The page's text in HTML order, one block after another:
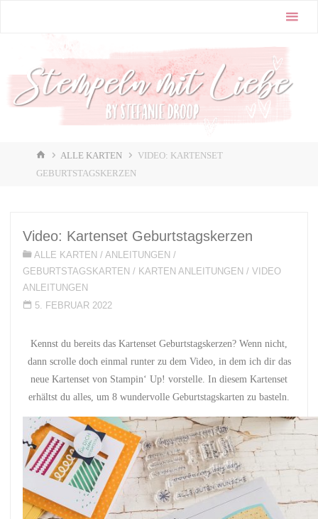
mit Liebe
START
ALLE KARTEN
VIDEO: KARTENSET
GEBURTSTAGSKERZEN
Video: Kartenset Geburtstagskerzen
ALLE KARTEN / ANLEITUNGEN /
GEBURTSTAGSKARTEN / KARTEN ANLEITUNGEN / VIDEO
ANLEITUNGEN
5. FEBRUAR 2022
Kennst du bereits das Kartenset Geburtstagskerzen? Wenn nicht,
dann scrolle doch einmal runter zu dem Video, in dem ich dir das
neue Kartenset von Stampin‘ Up! vorstelle. In diesem Kartenset
erhältst du alles, um 8 wundervolle Geburtstagskarten zu basteln.